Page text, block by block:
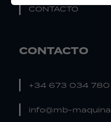
CONTACTO
CONTACTO
+34 673 034 780
info@mb-